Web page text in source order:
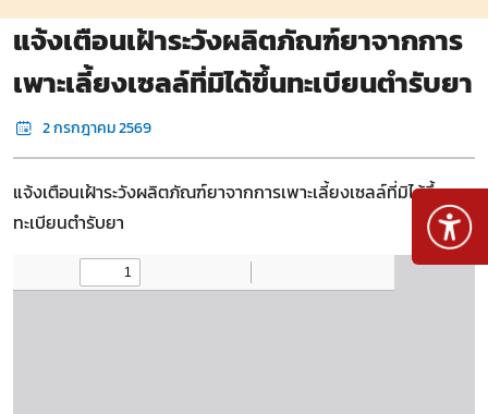
แจ้งเตือนเฝ้าระวังผลิตภัณฑ์ยาจากการ
เพาะเลี้ยงเซลล์ที่มิได้ขึ้นทะเบียนตำรับยา
2 กรกฎาคม 2569
แจ้งเตือนเฝ้าระวังผลิตภัณฑ์ยาจากการเพาะเลี้ยงเซลล์ที่มิได้ขึ้น
ทะเบียนตำรับยา